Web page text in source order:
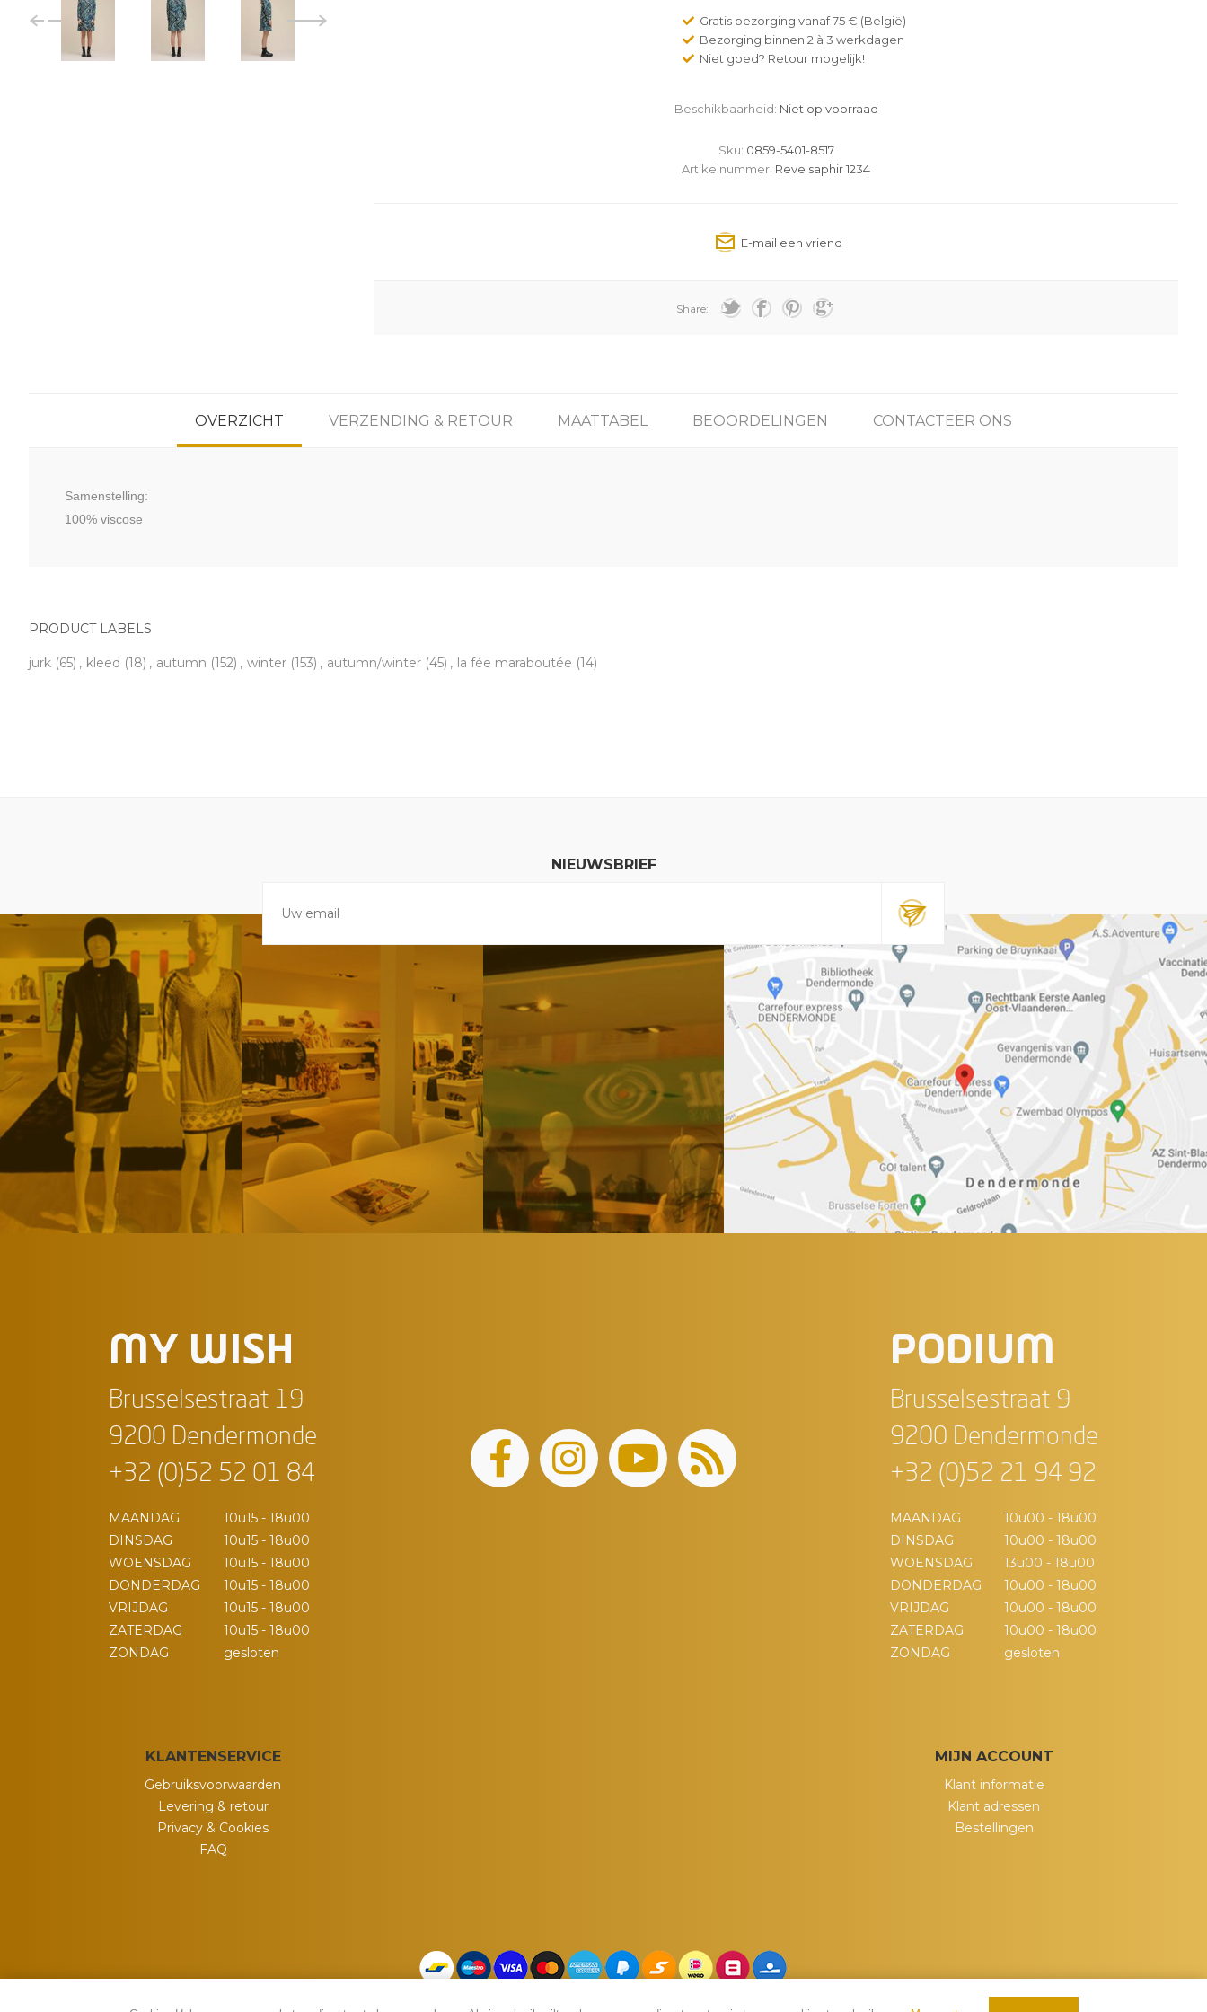
Gratis bezorging vanaf 75 € (België)
Bezorging binnen 2 à 3 werkdagen
Niet goed? Retour mogelijk!
Beschikbaarheid: Niet op voorraad
Sku: 0859-5401-8517
Artikelnummer: Reve saphir 1234
Share:
OVERZICHT VERZENDING & RETOUR MAATTABEL BEOORDELINGEN CONTACTEER ONS
Samenstelling:
100% viscose
PRODUCT LABELS
jurk (65) , kleed (18) , autumn (152) , winter (153) , autumn/winter (45) , la fée maraboutée (14)
NIEUWSBRIEF
MY WISH
Brusselsestraat 19
9200 Dendermonde
+32 (0)52 52 01 84
MAANDAG
10u15 - 18u00
DINSDAG
10u15 - 18u00
WOENSDAG
10u15 - 18u00
DONDERDAG
10u15 - 18u00
VRIJDAG
10u15 - 18u00
ZATERDAG
10u15 - 18u00
ZONDAG
gesloten
PODIUM
Brusselsestraat 9
9200 Dendermonde
+32 (0)52 21 94 92
MAANDAG
10u00 - 18u00
DINSDAG
10u00 - 18u00
WOENSDAG
13u00 - 18u00
DONDERDAG
10u00 - 18u00
VRIJDAG
10u00 - 18u00
ZATERDAG
10u00 - 18u00
ZONDAG
gesloten
KLANTENSERVICE
Gebruiksvoorwaarden
Levering & retour
Privacy & Cookies
FAQ
MIJN ACCOUNT
Klant informatie
Klant adressen
Bestellingen